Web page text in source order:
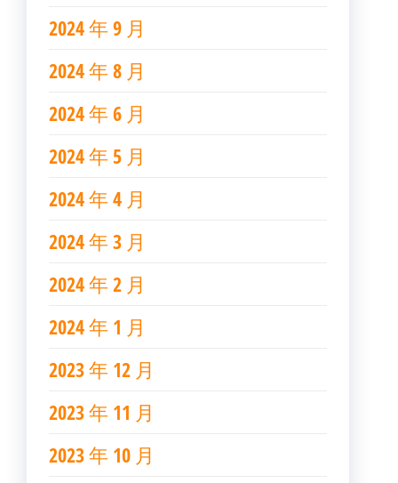
2024 年 9 月
2024 年 8 月
2024 年 6 月
2024 年 5 月
2024 年 4 月
2024 年 3 月
2024 年 2 月
2024 年 1 月
2023 年 12 月
2023 年 11 月
2023 年 10 月